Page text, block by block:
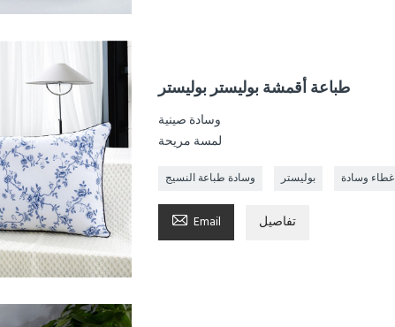
طباعة أقمشة بوليستر بوليستر
وسادة صينية
لمسة مريحة
وسادة طباعة النسيج بوليستر غطاء وسادة
 Email تفاصيل